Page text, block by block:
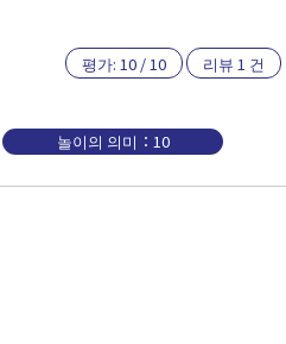
평가:10 /10 리뷰1 건
놀이의 의미：10